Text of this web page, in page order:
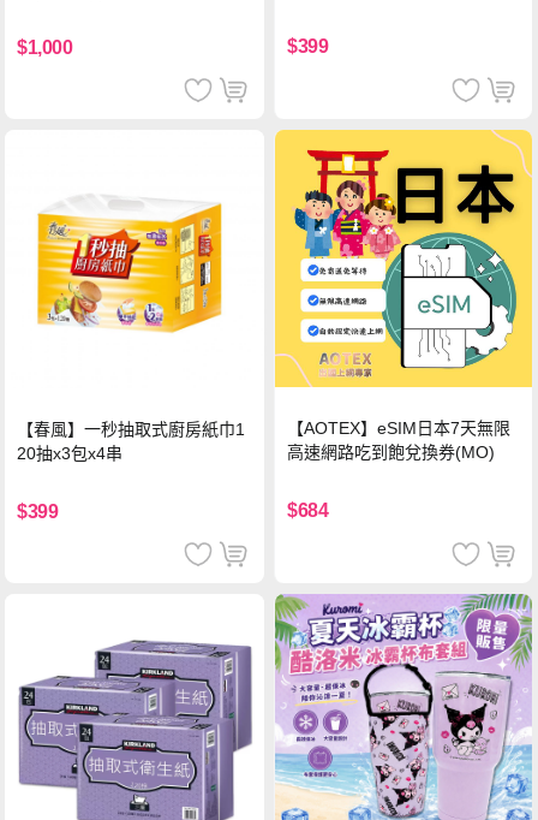
$1,000 $399
【春風】一秒抽取式廚房紙巾1
20抽x3包x4串
$399
【AOTEX】eSIM日本7天無限
高速網路吃到飽兌換券(MO)
$684